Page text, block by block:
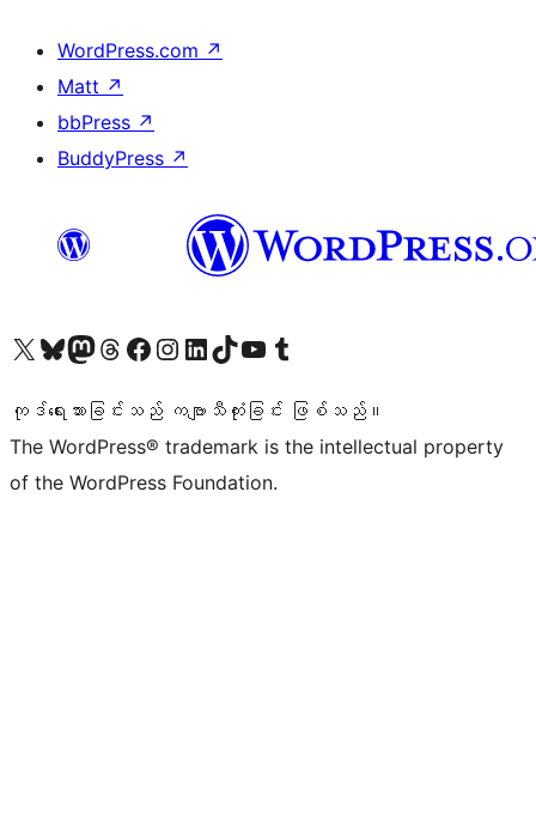
WordPress.com ↗
Matt ↗
bbPress ↗
BuddyPress ↗
ကျွန်ုပ်တို့၏ X (ယခင် Twitter) အကောင့်သို့ သွားရောက်ကြည့်ရှုပါကျွန်ုပ်တို့၏ Bluesky အကောင့်သို့ ဝင်ရောက်ကြည့်ရှုရန်
ကျွန်ုပ်တို့၏ Mastodon အကောင့်သို့ သွားရောက်ကြည့်ရှုပါကျွန်ုပ်တို့၏ Threads အကောင့်သို့ ဝင်ရောက်ကြည့်ရှုရန်
ကျွန်ုပ်တို့၏ Facebook စာမျက်နှာသို့ သွားရောက်ကြည့်ရှုပါကျွန်ုပ်တို့၏ Instagram အကောင့်သို့ သွားရောက်ကြည့်ရှုပါ ကျွန်ုပ်တို့၏ LinkedIn အကောင့်သို့ သွားရောက်ကြည့်ရှုပါကျွန်ုပ်တို့၏ TikTok အကောင့်သို့ ဝင်ရောက်ကြည့်ရှုရန်
ကျွန်ုပ်တို့၏ YouTube ချန်နယ်သို့ သွားရောက်ကြည့်ရှုပါ ကျွန်ုပ်တို့၏ Tumblr အကောင့်သို့ ဝင်ရောက်ကြည့်ရှုရန်
ကုဒ်ရေးသားခြင်းသည် ကဗျာသီကုံးခြင်း ဖြစ်သည်။
The WordPress® trademark is the intellectual property
of the WordPress Foundation.